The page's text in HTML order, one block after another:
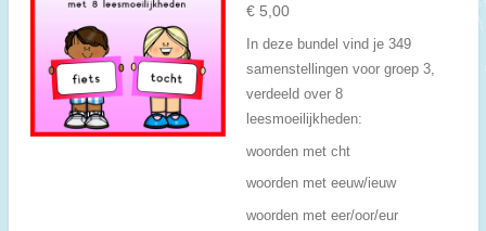
€ 5,00
In deze bundel vind je 349
samenstellingen voor groep 3,
verdeeld over 8
leesmoeilijkheden:
woorden met cht
woorden met eeuw/ieuw
woorden met eer/oor/eur